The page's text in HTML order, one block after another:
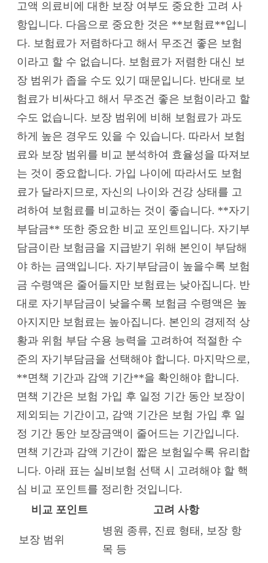
고액 의료비에 대한 보장 여부도 중요한 고려 사
항입니다. 다음으로 중요한 것은 **보험료**입니
다. 보험료가 저렴하다고 해서 무조건 좋은 보험
이라고 할 수 없습니다. 보험료가 저렴한 대신 보
장 범위가 좁을 수도 있기 때문입니다. 반대로 보
험료가 비싸다고 해서 무조건 좋은 보험이라고 할
수도 없습니다. 보장 범위에 비해 보험료가 과도
하게 높은 경우도 있을 수 있습니다. 따라서 보험
료와 보장 범위를 비교 분석하여 효율성을 따져보
는 것이 중요합니다. 가입 나이에 따라서도 보험
료가 달라지므로, 자신의 나이와 건강 상태를 고
려하여 보험료를 비교하는 것이 좋습니다. **자기
부담금** 또한 중요한 비교 포인트입니다. 자기부
담금이란 보험금을 지급받기 위해 본인이 부담해
야 하는 금액입니다. 자기부담금이 높을수록 보험
금 수령액은 줄어들지만 보험료는 낮아집니다. 반
대로 자기부담금이 낮을수록 보험금 수령액은 높
아지지만 보험료는 높아집니다. 본인의 경제적 상
황과 위험 부담 수용 능력을 고려하여 적절한 수
준의 자기부담금을 선택해야 합니다. 마지막으로,
**면책 기간과 감액 기간**을 확인해야 합니다.
면책 기간은 보험 가입 후 일정 기간 동안 보장이
제외되는 기간이고, 감액 기간은 보험 가입 후 일
정 기간 동안 보장금액이 줄어드는 기간입니다.
면책 기간과 감액 기간이 짧은 보험일수록 유리합
니다. 아래 표는 실비보험 선택 시 고려해야 할 핵
심 비교 포인트를 정리한 것입니다.
비교 포인트
고려 사항
보장 범위
병원 종류, 진료 형태, 보장 항
목 등